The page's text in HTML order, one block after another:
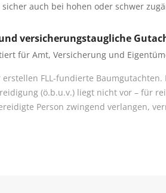
auch bei hohen oder schwer
versicherungstaugliche
für Amt, Versicherung und
FLL-fundierte Baumgutachten.
(ö.b.u.v.) liegt nicht vor – für
Person zwingend verlangen,